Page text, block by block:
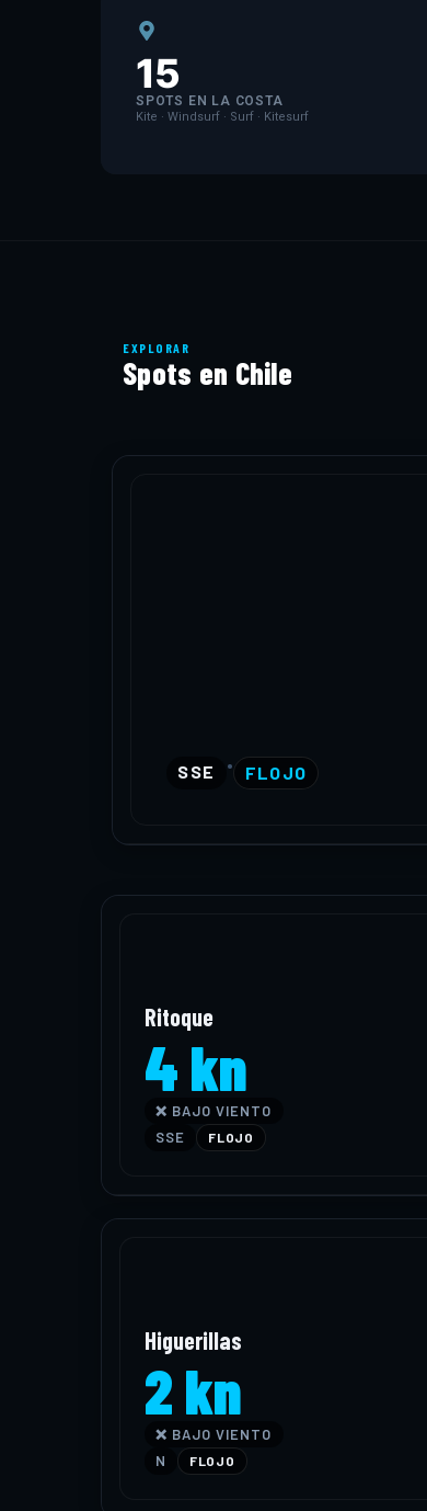
15
SPOTS EN LA COSTA
Kite · Windsurf · Surf · Kitesurf
EXPLORAR
Spots en Chile
SSE • FLOJO
Ritoque
4 kn
❌ BAJO VIENTO
SSE
FLOJO
Higuerillas
2 kn
❌ BAJO VIENTO
N
FLOJO